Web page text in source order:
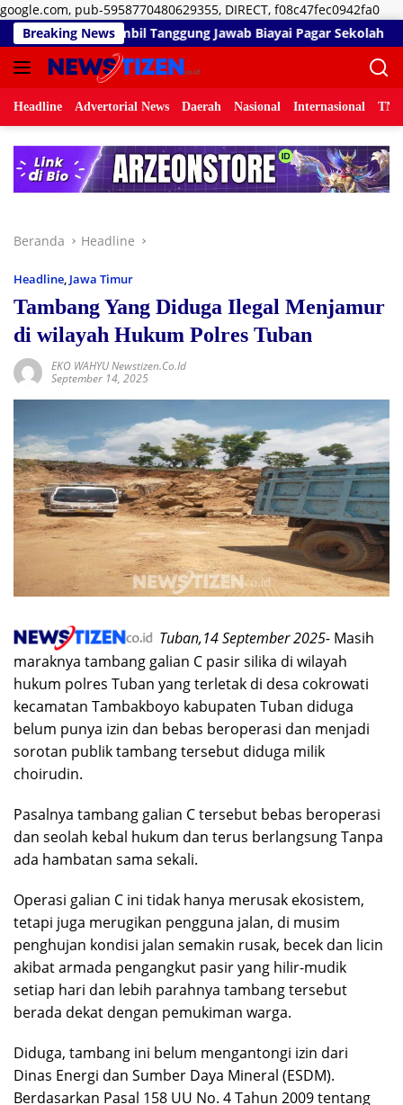
google.com, pub-5958770480629355, DIRECT, f08c47fec0942fa0
ke
Breaking News
Biayai Pagar Sekolah Bau Menyengat Diduga dari
Headline Advertorial News Daerah Nasional Internasional
Beranda Headline
Headline, Jawa Timur
Tambang Yang Diduga Ilegal Menjamur
di wilayah Hukum Polres Tuban
EKO WAHYU Newstizen.co.id
September 14, 2025
Tuban,14 September 2025- Masih
maraknya tambang galian C pasir silika di wilayah
hukum polres Tuban yang terletak di desa cokrowati
kecamatan Tambakboyo kabupaten Tuban diduga
belum punya izin dan bebas beroperasi dan menjadi
sorotan publik tambang tersebut diduga milik
choirudin.
Pasalnya tambang galian C tersebut bebas beroperasi
dan seolah kebal hukum dan terus berlangsung Tanpa
ada hambatan sama sekali.
Operasi galian C ini tidak hanya merusak ekosistem,
tetapi juga merugikan pengguna jalan, di musim
penghujan kondisi jalan semakin rusak, becek dan licin
akibat armada pengangkut pasir yang hilir-mudik
setiap hari dan lebih parahnya tambang tersebut
berada dekat dengan pemukiman warga.
Diduga, tambang ini belum mengantongi izin dari
Dinas Energi dan Sumber Daya Mineral (ESDM).
Berdasarkan Pasal 158 UU No. 4 Tahun 2009 tentang